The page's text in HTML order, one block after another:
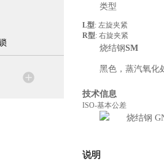
类型
L型: 左旋夹紧
R型: 右旋夹紧
烧结钢SM
黑色，蒸汽氧化
技术信息
ISO-基本公差
说明